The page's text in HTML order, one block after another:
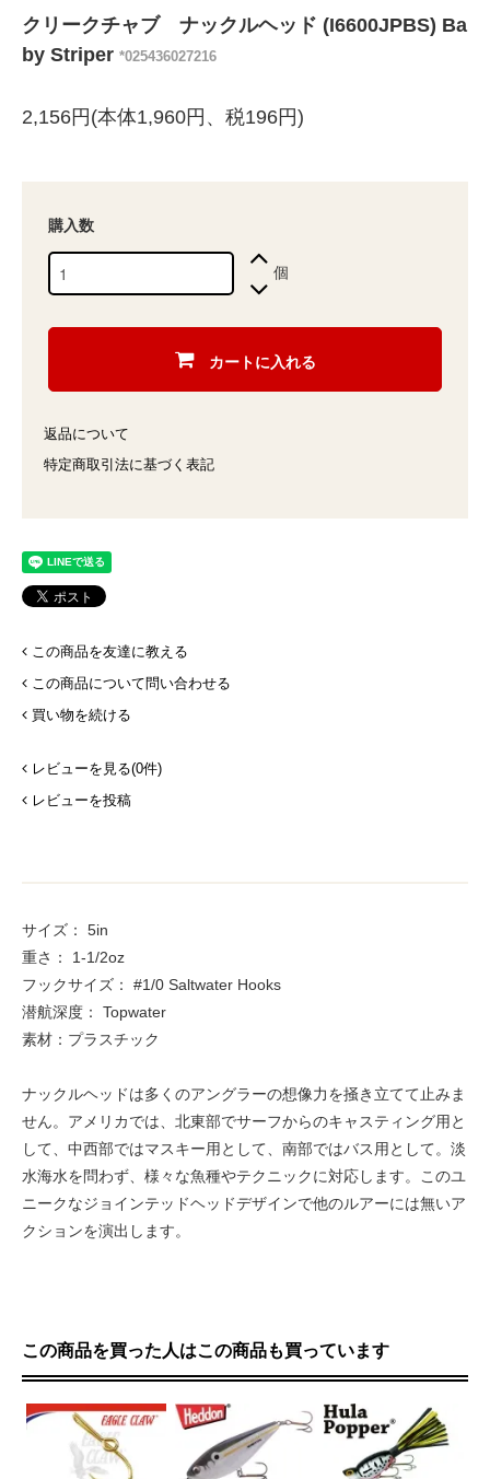
クリークチャブ ナックルヘッド (I6600JPBS) Ba
by Striper *025436027216
2,156円(本体1,960円、税196円)
購入数
個
カートに入れる
返品について
特定商取引法に基づく表記
この商品を友達に教える
この商品について問い合わせる
買い物を続ける
レビューを見る(0件)
レビューを投稿
サイズ： 5in
重さ： 1-1/2oz
フックサイズ： #1/0 Saltwater Hooks
潜航深度： Topwater
素材：プラスチック
ナックルヘッドは多くのアングラーの想像力を掻き立てて止みま
せん。アメリカでは、北東部でサーフからのキャスティング用と
して、中西部ではマスキー用として、南部ではバス用として。淡
水海水を問わず、様々な魚種やテクニックに対応します。このユ
ニークなジョインテッドヘッドデザインで他のルアーには無いア
クションを演出します。
この商品を買った人はこの商品も買っています